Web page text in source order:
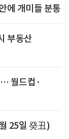
에 개미들 분통
부동산
월드컵·
25일 癸丑)